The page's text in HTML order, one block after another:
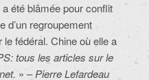
été blâmée pour conflit
d’un regroupement
fédéral. Chine où elle a
tous les articles sur le
» –Pierre Lefardeau